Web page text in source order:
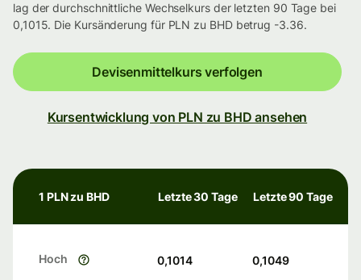
lag der durchschnittliche Wechselkurs der letzten 90 Tage bei
0,1015. Die Kursänderung für PLN zu BHD betrug -3.36.
Devisenmittelkurs verfolgen
Kursentwicklung von PLN zu BHD ansehen
1 PLN zu BHD Letzte 30 Tage Letzte 90 Tage
Hoch 0,1014 0,1049